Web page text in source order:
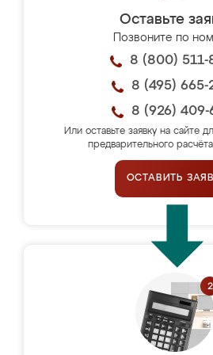
Оставьте
Позвоните по
8 (800) 511-
8 (495) 665-
8 (926) 409-
Или оставьте заявку на сайте
предварительного
ОСТАВИТЬ